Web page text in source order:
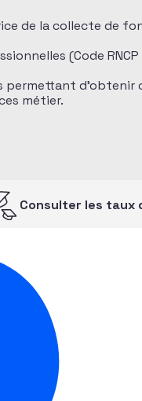
de la collecte de
(Code
permettant d’obtenir
métier.
Consulter les taux